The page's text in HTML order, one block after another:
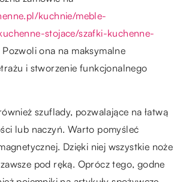
kuchnie/meble-
stojace/szafki-kuchenne-
Pozwoli ona na maksymalne
i stworzenie funkcjonalnego
szuflady, pozwalające na łatwą
lub naczyń. Warto pomyśleć
Dzięki niej wszystkie noże
pod ręką. Oprócz tego, godne